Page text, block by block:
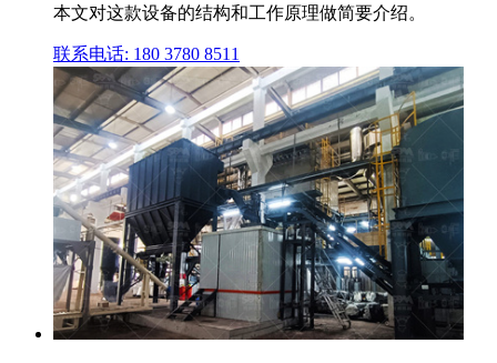
本文对这款设备的结构和工作原理做简要介绍。
联系电话: 180 3780 8511